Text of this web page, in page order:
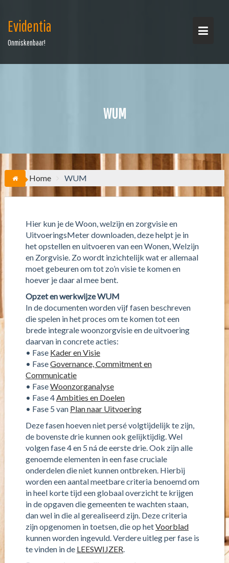
inhoud
Evidentia
Onmiskenbaar!
WUM
Home WUM
Hier kun je de Woon, welzijn en zorgvisie en
UitvoeringsMeter downloaden, deze helpt je in
het opstellen en uitvoeren van een Wonen, Welzijn
en Zorgvisie. Zo wordt inzichtelijk wat er allemaal
moet gebeuren om tot zo’n visie te komen en
hoever je daar al mee bent.
Opzet en werkwijze WUM
In de documenten worden vijf fasen beschreven
die spelen in het proces om te komen tot een
brede integrale woonzorgvisie en de uitvoering
daarvan in concrete acties:
• Fase Kader en Visie
• FaseGovernance, Commitment en
Communicatie
• FaseWoonzorganalyse
• Fase 4Ambities en Doelen
• Fase 5 van Plan naar Uitvoering
Deze fasen hoeven niet persé volgtijdelijk te zijn,
de bovenste drie kunnen ook gelijktijdig. Wel
volgen fase 4 en 5 ná de eerste drie. Ook zijn alle
genoemde elementen in een fase cruciale
onderdelen die niet kunnen ontbreken. Hierbij
worden een aantal meetbare criteria benoemd om
in heel korte tijd een globaal overzicht te krijgen
in de opgaven die gemeenten te wachten staan,
dan wel in die al gerealiseerd zijn. Deze criteria
zijn opgenomen in toetsen, die op hetVoorblad
kunnen worden ingevuld. Verdere uitleg per fase is
te vinden in de LEESWIJZER.